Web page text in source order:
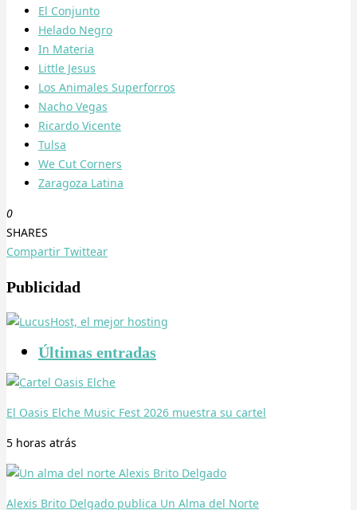
El Conjunto
Helado Negro
In Materia
Little Jesus
Los Animales Superforros
Nacho Vegas
Ricardo Vicente
Tulsa
We Cut Corners
Zaragoza Latina
0
SHARES
Compartir Twittear
Publicidad
Últimas entradas
El Oasis Elche Music Fest 2026 muestra su cartel
5 horas atrás
Alexis Brito Delgado publica Un Alma del Norte